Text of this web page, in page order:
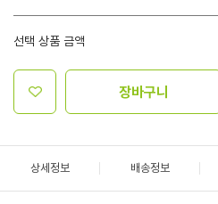
선택 상품 금액
장바구니
상세정보 배송정보